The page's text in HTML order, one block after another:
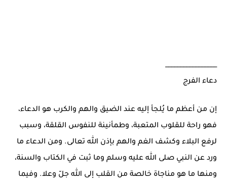
_________________
دعاء الفرج
إن من أعظم ما يُلجأ إليه عند الضيق والهم والكرب هو الدعاء،
فهو راحة للقلوب المتعبة، وطمأنينة للنفوس القلقة، وسبب
لرفع البلاء وكشف الغم والهم بإذن الله تعالى. ومن الدعاء ما
ورد عن النبي صلى الله عليه وسلم وما ثبت في الكتاب والسنة،
ومنها ما هو مناجاة خالصة من القلب إلى الله جلّ وعلا. وفيما